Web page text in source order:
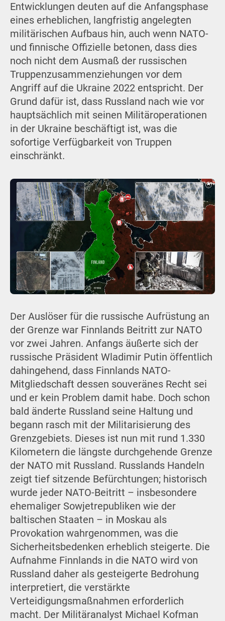
Entwicklungen deuten auf die Anfangsphase
eines erheblichen, langfristig angelegten
militärischen Aufbaus hin, auch wenn NATO-
und finnische Offizielle betonen, dass dies
noch nicht dem Ausmaß der russischen
Truppenzusammenziehungen vor dem
Angriff auf die Ukraine 2022 entspricht. Der
Grund dafür ist, dass Russland nach wie vor
hauptsächlich mit seinen Militäroperationen
in der Ukraine beschäftigt ist, was die
sofortige Verfügbarkeit von Truppen
einschränkt.
Der Auslöser für die russische Aufrüstung an
der Grenze war Finnlands Beitritt zur NATO
vor zwei Jahren. Anfangs äußerte sich der
russische Präsident Wladimir Putin öffentlich
dahingehend, dass Finnlands NATO-
Mitgliedschaft dessen souveränes Recht sei
und er kein Problem damit habe. Doch schon
bald änderte Russland seine Haltung und
begann rasch mit der Militarisierung des
Grenzgebiets. Dieses ist nun mit rund 1.330
Kilometern die längste durchgehende Grenze
der NATO mit Russland. Russlands Handeln
zeigt tief sitzende Befürchtungen; historisch
wurde jeder NATO-Beitritt – insbesondere
ehemaliger Sowjetrepubliken wie der
baltischen Staaten – in Moskau als
Provokation wahrgenommen, was die
Sicherheitsbedenken erheblich steigerte. Die
Aufnahme Finnlands in die NATO wird von
Russland daher als gesteigerte Bedrohung
interpretiert, die verstärkte
Verteidigungsmaßnahmen erforderlich
macht. Der Militäranalyst Michael Kofman